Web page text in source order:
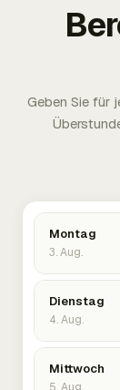
Geben Sie für
Montag
3. Aug.
Dienstag
4. Aug.
Mittwoch